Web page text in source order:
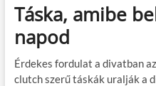
Táska, amibe
napod
Érdekes fordulat a divatban
clutch szerű táskák uralják a